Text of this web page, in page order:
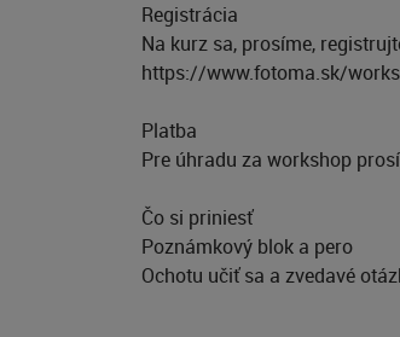
Registrácia
Na kurz sa, prosíme,
https://www.fotoma.sk/
Platba
Pre úhradu za workshop
Čo si priniesť
Poznámkový blok a pero
Ochotu učiť sa a zvedavé